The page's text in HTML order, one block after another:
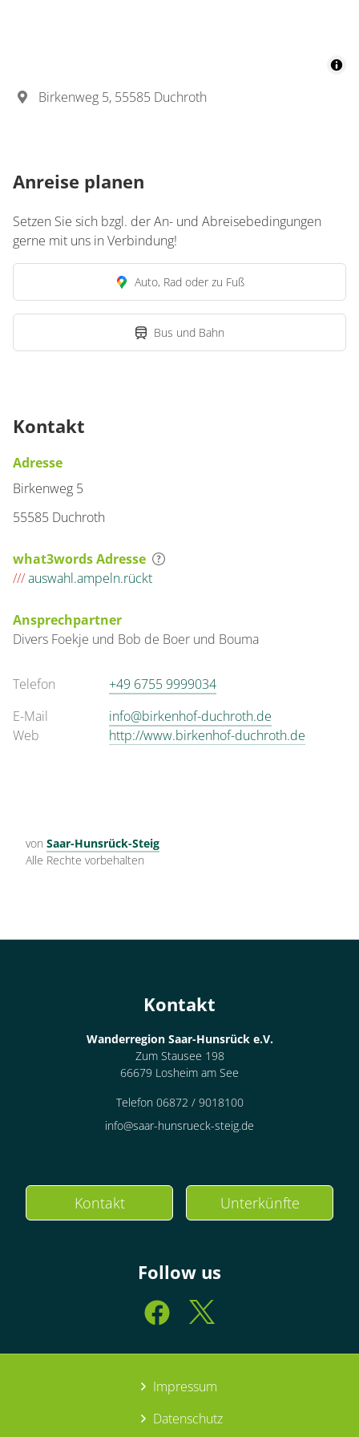
Birkenweg 5, 55585 Duchroth
Anreise planen
Setzen Sie sich bzgl. der An- und Abreisebedingungen
gerne mit uns in Verbindung!
Auto, Rad oder zu Fuß
Bus und Bahn
Kontakt
Adresse
Birkenweg 5
55585 Duchroth
what3words Adresse
///auswahl.ampeln.rückt
Ansprechpartner
Divers Foekje und Bob de Boer und Bouma
Telefon
+49 6755 9999034
E-Mail
info@birkenhof-duchroth.de
Web
http://www.birkenhof-duchroth.de
von Saar-Hunsrück-Steig
Alle Rechte vorbehalten
Kontakt
Wanderregion Saar-Hunsrück e.V.
Zum Stausee 198
66679 Losheim am See
Telefon 06872 / 9018100
info@saar-hunsrueck-steig.de
Kontakt Unterkünfte
Follow us
Impressum
Datenschutz